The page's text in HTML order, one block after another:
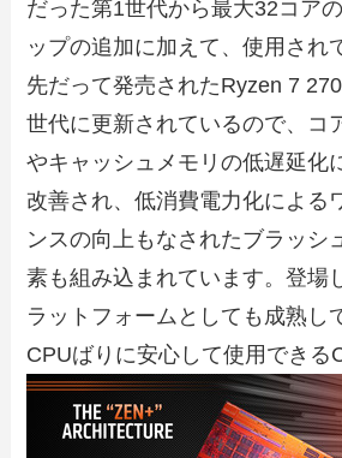
だった第1世代から最大32コア
ップの追加に加えて、使用され
先だって発売されたRyzen 7
世代に更新されているので、コ
やキャッシュメモリの低遅延化
改善され、低消費電力化による
ンスの向上もなされたブラッシ
素も組み込まれています。登場
ラットフォームとしても成熟し
CPUばりに安心して使用できる